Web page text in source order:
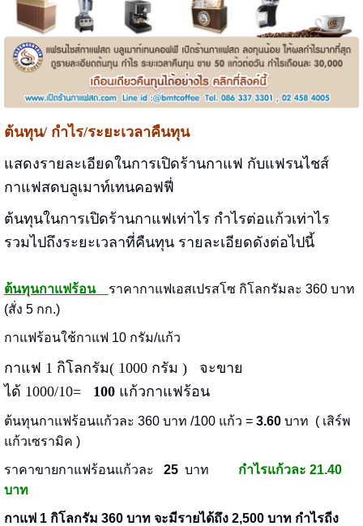
ต้นทุน/ กำไร/ระยะเวลาคืนทุน
แสดงรายละเอียดในการเปิดร้านกาแฟ กับแฟรนไชส์
กาแฟสดบลูเมาท์เทนคอฟฟี่
ต้นทุนในการเปิดร้านกาแฟเท่าไร กำไรต่อแก้วเท่าไร
รวมไปถึงระยะเวลาที่คืนทุน รายละเอียดดังต่อไปนี้
ต้นทุนกาแฟร้อน
ราคากาแฟเอสเปรสโซ กิโลกรัมละ 360 บาท
(สั่ง 5 กก.)
กาแฟร้อนใช้กาแฟ 10 กรัม/แก้ว
กาแฟ 1 กิโลกรัม( 1000 กรัม ) จะขาย
ได้ 1000/10= 100 แก้วกาแฟร้อน
ต้นทุนกาแฟร้อนแก้วละ 360 บาท /100 แก้ว = 3.60บาท ( เสิร์พ
แก้วเซรามิค )
ราคาขายกาแฟร้อนแก้วละ 25บาท
กำไรแก้วละ 21.40
บาท
กาแฟ 1 กิโลกรัม 360 บาท จะมีรายได้ถึง 2,500 บาท กำไรถีง